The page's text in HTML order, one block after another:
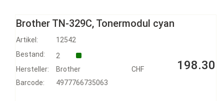
Brother TN-329C, Tonermodul cyan
Artikel: 12542
CHF 198.30
Bestand:
2
Hersteller:
Brother
Barcode:
4977766735063